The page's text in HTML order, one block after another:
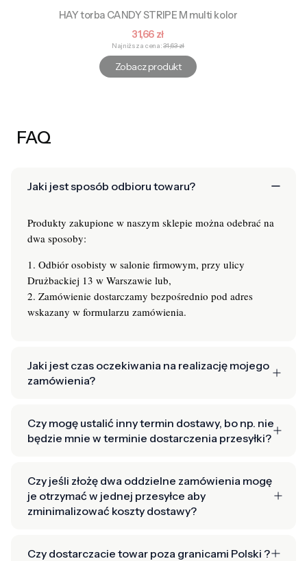
HAY torba CANDY STRIPE M multi kolor
Cena promocyjna
31,66 zł
Najniższa cena: 31,63 zł
Zobacz produkt
FAQ
Jaki jest sposób odbioru towaru?
Produkty zakupione w naszym sklepie można odebrać na
dwa sposoby:
1. Odbiór osobisty w salonie firmowym, przy ulicy
Drużbackiej 13 w Warszawie lub,
2. Zamówienie dostarczamy bezpośrednio pod adres
wskazany w formularzu zamówienia.
Jaki jest czas oczekiwania na realizację mojego
zamówienia?
Czy mogę ustalić inny termin dostawy, bo np. nie
będzie mnie w terminie dostarczenia przesyłki?
Czy jeśli złożę dwa oddzielne zamówienia mogę
je otrzymać w jednej przesyłce aby
zminimalizować koszty dostawy?
Czy dostarczacie towar poza granicami Polski ?